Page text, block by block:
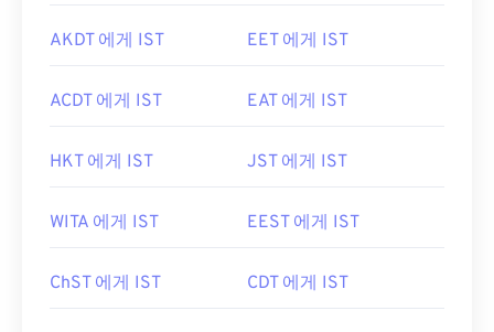
AKDT 에게 IST EET 에게 IST
ACDT 에게 IST EAT 에게 IST
HKT 에게 IST JST 에게 IST
WITA 에게 IST EEST 에게 IST
ChST 에게 IST CDT 에게 IST